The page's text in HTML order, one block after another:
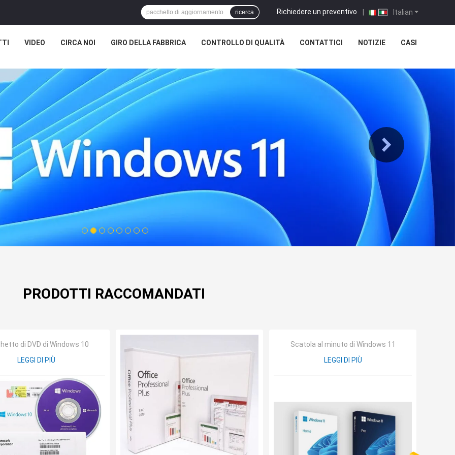
Italian
Richiedere un preventivo |
ricerca
VIDEO CIRCA NOI GIRO DELLA FABBRICA CONTROLLO DI QUALITÀ CONTATTICI NOTIZIE CASI
1 2 3 4 5 6 7 8
PRODOTTI RACCOMANDATI
di DVD di Windows 10
LEGGI DI PIÙ
Scatola al minuto di Windows 11
LEGGI DI PIÙ